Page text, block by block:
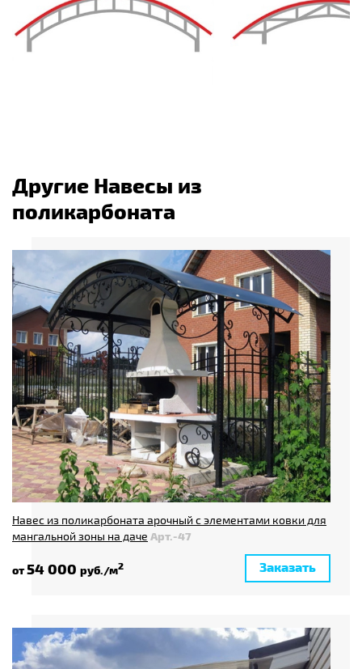
Другие Навесы из
поликарбоната
Навес из поликарбоната арочный с элементами ковки для
мангальной зоны на даче Арт.-47
от54 000 руб./м2 Заказать